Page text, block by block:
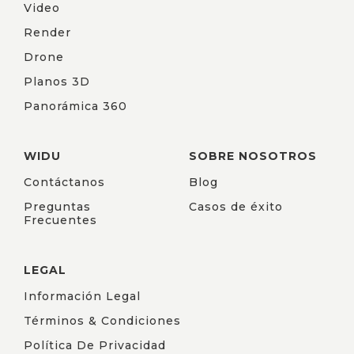
Video
Render
Drone
Planos 3D
Panorámica 360
WIDU
Contáctanos
Preguntas
Frecuentes
SOBRE NOSOTROS
Blog
Casos de éxito
LEGAL
Información Legal
Términos & Condiciones
Política De Privacidad